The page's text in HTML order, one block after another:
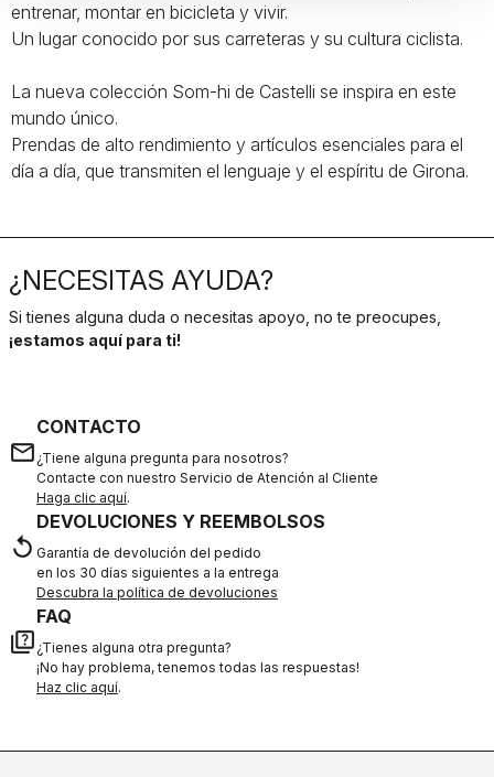
entrenar, montar en bicicleta y vivir.
Un lugar conocido por sus carreteras y su cultura ciclista.
La nueva colección Som-hi de Castelli se inspira en este
mundo único.
Prendas de alto rendimiento y artículos esenciales para el
día a día, que transmiten el lenguaje y el espíritu de Girona.
¿NECESITAS AYUDA?
Si tienes alguna duda o necesitas apoyo, no te preocupes,
¡estamos aquí para ti!
email
CONTACTO
¿Tiene alguna pregunta para nosotros?
Contacte con nuestro Servicio de Atención al Cliente
Haga clic aquí.
replay
DEVOLUCIONES Y REEMBOLSOS
Garantía de devolución del pedido
en los 30 días siguientes a la entrega
Descubra la política de devoluciones
quiz
FAQ
¿Tienes alguna otra pregunta?
¡No hay problema, tenemos todas las respuestas!
Haz clic aquí.